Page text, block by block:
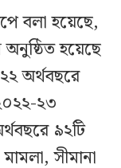
বলা হয়েছে,
হয়েছে
অর্থবছরে
২৩
৯২টি
সীমানা